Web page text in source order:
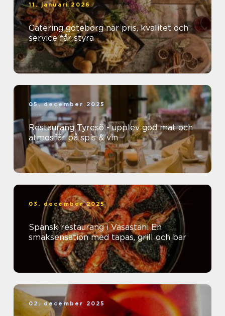
11. januari 2026
Catering göteborg när pris, kvalitet och
service får styra
05. december 2025
Restaurang Tyresö - upplev god mat och
atmosfär på spis & vin
03. december 2025
Spansk restaurang i Vasastan: En
smaksensation med tapas, grill och bar
02. december 2025